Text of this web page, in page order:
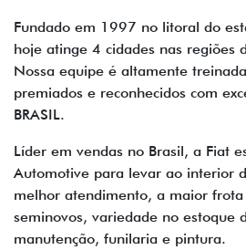
Fundado em 1997 no litoral do
hoje atinge 4 cidades nas regiões
Nossa equipe é altamente
premiados e reconhecidos com
BRASIL.
Líder em vendas no Brasil, a Fiat
Automotive para levar ao interior
melhor atendimento, a maior
seminovos, variedade no estoque
manutenção, funilaria e pintura.